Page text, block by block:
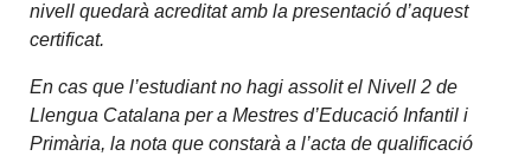
nivell quedarà acreditat amb la presentació d’aquest
certificat.
En cas que l’estudiant no hagi assolit el Nivell 2 de
Llengua Catalana per a Mestres d’Educació Infantil i
Primària, la nota que constarà a l’acta de qualificació